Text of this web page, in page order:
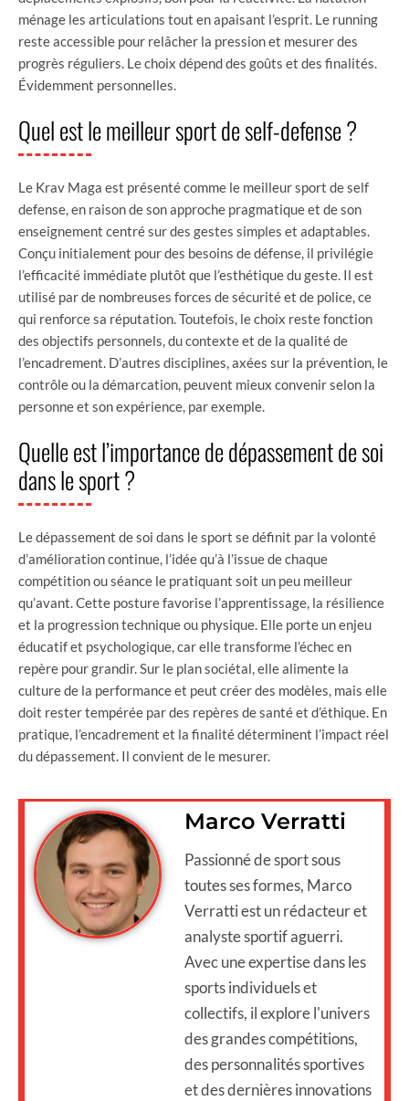
ménage les articulations tout en apaisant l’esprit. Le running
reste accessible pour relâcher la pression et mesurer des
progrès réguliers. Le choix dépend des goûts et des finalités.
Évidemment personnelles.
Quel est le meilleur sport de self-defense ?
Le Krav Maga est présenté comme le meilleur sport de self
defense, en raison de son approche pragmatique et de son
enseignement centré sur des gestes simples et adaptables.
Conçu initialement pour des besoins de défense, il privilégie
l’efficacité immédiate plutôt que l’esthétique du geste. Il est
utilisé par de nombreuses forces de sécurité et de police, ce
qui renforce sa réputation. Toutefois, le choix reste fonction
des objectifs personnels, du contexte et de la qualité de
l’encadrement. D’autres disciplines, axées sur la prévention, le
contrôle ou la démarcation, peuvent mieux convenir selon la
personne et son expérience, par exemple.
Quelle est l’importance de dépassement de soi
dans le sport ?
Le dépassement de soi dans le sport se définit par la volonté
d’amélioration continue, l’idée qu’à l’issue de chaque
compétition ou séance le pratiquant soit un peu meilleur
qu’avant. Cette posture favorise l’apprentissage, la résilience
et la progression technique ou physique. Elle porte un enjeu
éducatif et psychologique, car elle transforme l’échec en
repère pour grandir. Sur le plan sociétal, elle alimente la
culture de la performance et peut créer des modèles, mais elle
doit rester tempérée par des repères de santé et d’éthique. En
pratique, l’encadrement et la finalité déterminent l’impact réel
du dépassement. Il convient de le mesurer.
Marco Verratti
Passionné de sport sous
toutes ses formes, Marco
Verratti est un rédacteur et
analyste sportif aguerri.
Avec une expertise dans les
sports individuels et
collectifs, il explore l'univers
des grandes compétitions,
des personnalités sportives
et des dernières innovations